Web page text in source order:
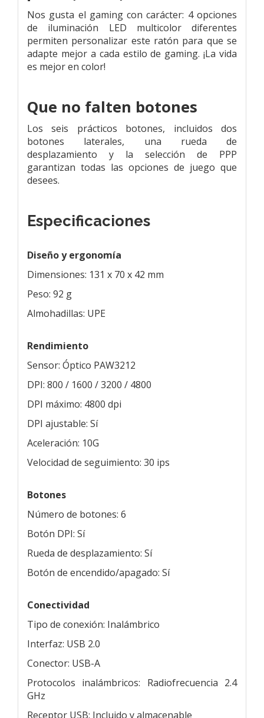
Nos gusta el gaming con carácter: 4 opciones
de iluminación LED multicolor diferentes
permiten personalizar este ratón para que se
adapte mejor a cada estilo de gaming. ¡La vida
es mejor en color!
Que no falten botones
Los seis prácticos botones, incluidos dos
botones laterales, una rueda de
desplazamiento y la selección de PPP
garantizan todas las opciones de juego que
desees.
Especificaciones
Diseño y ergonomía
Dimensiones: 131 x 70 x 42 mm
Peso: 92 g
Almohadillas: UPE
Rendimiento
Sensor: Óptico PAW3212
DPI: 800 / 1600 / 3200 / 4800
DPI máximo: 4800 dpi
DPI ajustable: Sí
Aceleración: 10G
Velocidad de seguimiento: 30 ips
Botones
Número de botones: 6
Botón DPI: Sí
Rueda de desplazamiento: Sí
Botón de encendido/apagado: Sí
Conectividad
Tipo de conexión: Inalámbrico
Interfaz: USB 2.0
Conector: USB-A
Protocolos inalámbricos: Radiofrecuencia 2.4
GHz
Receptor USB: Incluido y almacenable